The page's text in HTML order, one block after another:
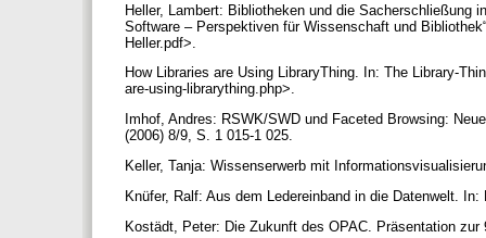
Heller, Lambert: Bibliotheken und die Sacherschließung
Software – Perspektiven für Wissenschaft und
Heller.pdf>.
How Libraries are Using LibraryThing. In: The Library-
are-using-librarything.php>.
Imhof, Andres: RSWK/SWD und Faceted Browsing:
(2006) 8/9, S. 1 015-1 025.
Keller, Tanja: Wissenserwerb mit
Knüfer, Ralf: Aus dem Ledereinband in die Datenwelt.
Kostädt, Peter: Die Zukunft des OPAC. Präsentation